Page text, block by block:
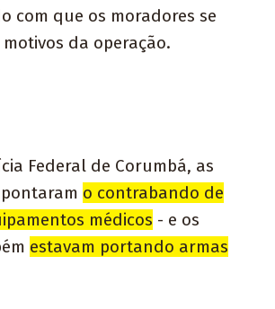
com que os moradores se
da operação.
Federal de Corumbá, as
o contrabando de
médicos - e os
estavam portando armas